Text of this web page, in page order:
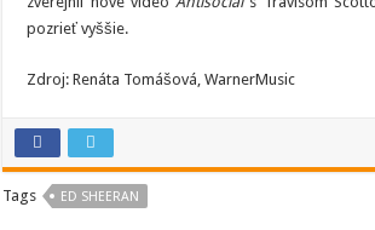
pozrieť vyššie.
Zdroj: Renáta Tomášová, WarnerMusic
Tags ED SHEERAN